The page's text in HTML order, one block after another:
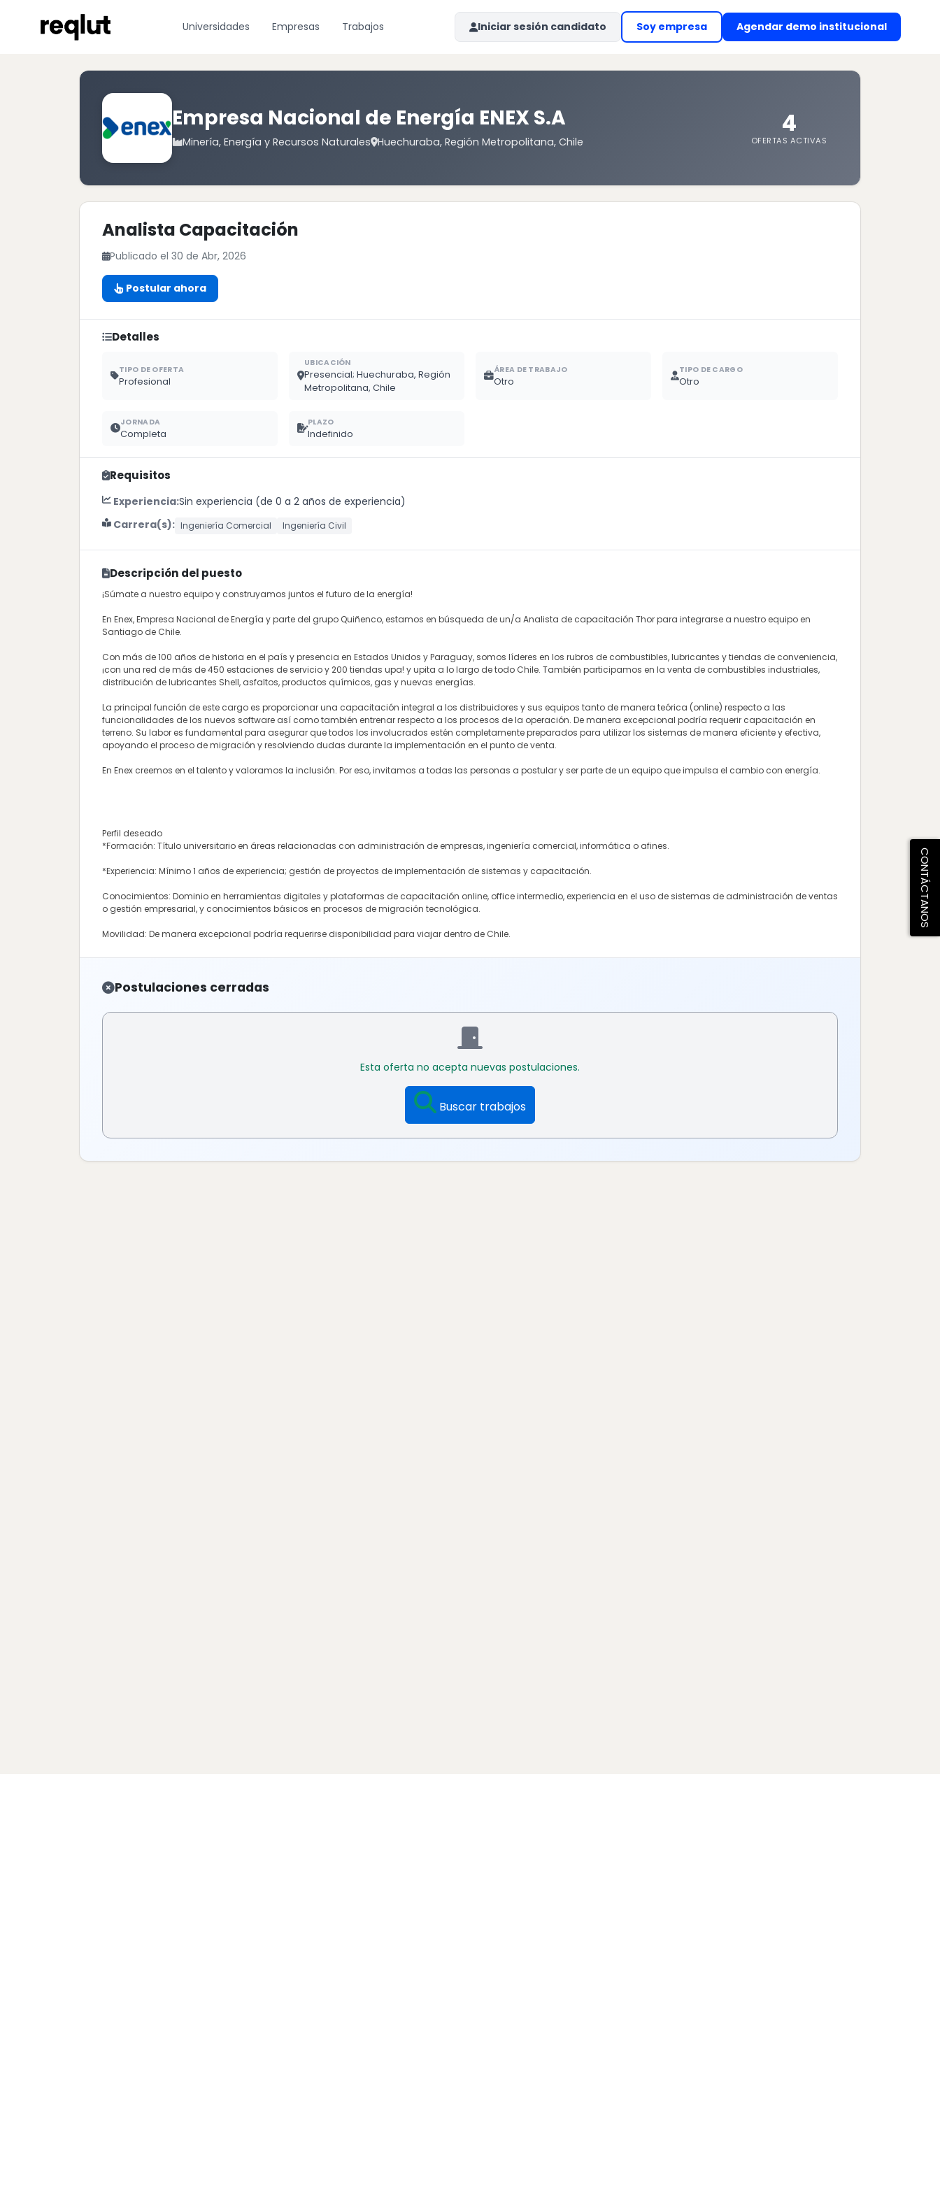
Universidades Empresas Trabajos Iniciar sesión candidato Soy empresa Agendar demo institucional
(abre en nueva
Empresa Nacional de Energía ENEX S.A
Minería, Energía y Recursos Naturales Huechuraba, Región Metropolitana, Chile
4
OFERTAS ACTIVAS
Analista Capacitación
Publicado el 30 de Abr, 2026
Postular ahora
Detalles
TIPO DE OFERTA
Profesional
UBICACIÓN
Presencial; Huechuraba, Región
Metropolitana, Chile
ÁREA DE TRABAJO
Otro
TIPO DE CARGO
Otro
JORNADA
Completa
PLAZO
Indefinido
Requisitos
Experiencia:Sin experiencia (de 0 a 2 años de experiencia)
Carrera(s): Ingeniería Comercial Ingeniería Civil
Descripción del puesto
¡Súmate a nuestro equipo y construyamos juntos el futuro de la energía!
En Enex, Empresa Nacional de Energía y parte del grupo Quiñenco, estamos en búsqueda de un/a Analista de capacitación Thor para integrarse a nuestro equipo en
Santiago de Chile.
Con más de 100 años de historia en el país y presencia en Estados Unidos y Paraguay, somos líderes en los rubros de combustibles, lubricantes y tiendas de conveniencia,
¡con una red de más de 450 estaciones de servicio y 200 tiendas upa! y upita a lo largo de todo Chile. También participamos en la venta de combustibles industriales,
distribución de lubricantes Shell, asfaltos, productos químicos, gas y nuevas energías.
La principal función de este cargo es proporcionar una capacitación integral a los distribuidores y sus equipos tanto de manera teórica (online) respecto a las
funcionalidades de los nuevos software así como también entrenar respecto a los procesos de la operación. De manera excepcional podría requerir capacitación en
terreno. Su labor es fundamental para asegurar que todos los involucrados estén completamente preparados para utilizar los sistemas de manera eficiente y efectiva,
apoyando el proceso de migración y resolviendo dudas durante la implementación en el punto de venta.
En Enex creemos en el talento y valoramos la inclusión. Por eso, invitamos a todas las personas a postular y ser parte de un equipo que impulsa el cambio con energía.
Perfil deseado
*Formación: Título universitario en áreas relacionadas con administración de empresas, ingeniería comercial, informática o afines.
*Experiencia: Mínimo 1 años de experiencia; gestión de proyectos de implementación de sistemas y capacitación.
Conocimientos: Dominio en herramientas digitales y plataformas de capacitación online, office intermedio, experiencia en el uso de sistemas de administración de ventas
o gestión empresarial, y conocimientos básicos en procesos de migración tecnológica.
Movilidad: De manera excepcional podría requerirse disponibilidad para viajar dentro de Chile.
Postulaciones cerradas
Esta oferta no acepta nuevas postulaciones.
Buscar trabajos
CONTÁCTANOS